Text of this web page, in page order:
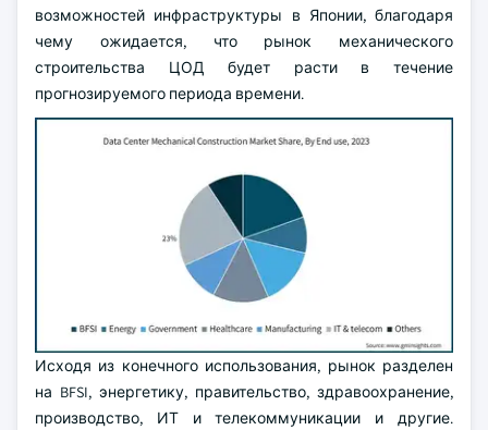
возможностей инфраструктуры в Японии, благодаря
чему ожидается, что рынок механического
строительства ЦОД будет расти в течение
прогнозируемого периода времени.
Исходя из конечного использования, рынок разделен
на BFSI, энергетику, правительство, здравоохранение,
производство, ИТ и телекоммуникации и другие.